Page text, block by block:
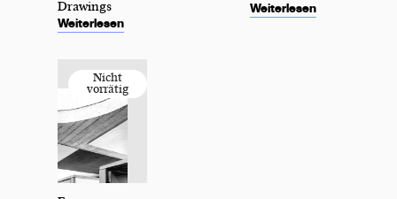
Drawings
Weiterlesen
Weiterlesen